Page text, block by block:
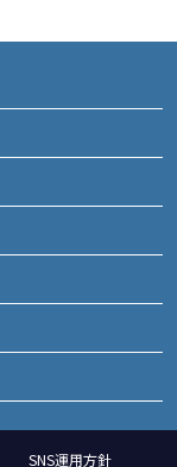
SNS運用方針